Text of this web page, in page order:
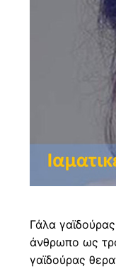
Γάλα
άνθρωπο ως
γαϊδούρας